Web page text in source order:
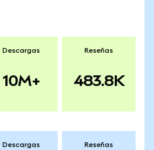
Descargas
10M+
Reseñas
483.8K
Descargas Reseñas